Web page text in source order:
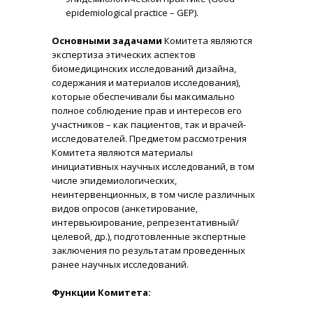
epidemiological practice – GEP).
Основными задачами Комитета являются
экспертиза этических аспектов
биомедицинских исследований дизайна,
содержания и материалов исследования),
которые обеспечивали бы максимально
полное соблюдение прав и интересов его
участников – как пациентов, так и врачей-
исследователей. Предметом рассмотрения
Комитета являются материалы
инициативных научных исследований, в том
числе эпидемиологических,
неинтервенционных, в том числе различных
видов опросов (анкетирование,
интервьюирование, репрезентативный/
целевой, др.), подготовленные экспертные
заключения по результатам проведенных
ранее научных исследований.
Функции Комитета: